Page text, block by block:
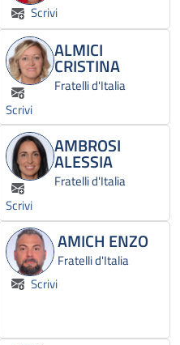
Scrivi
Scrivi
ALMICI
CRISTINA
Fratelli d'Italia
Scrivi
AMBROSI
ALESSIA
Fratelli d'Italia
Scrivi
AMICH ENZO
Fratelli d'Italia